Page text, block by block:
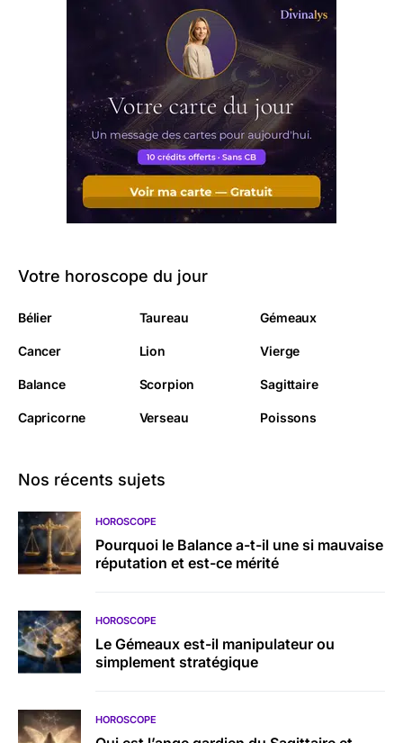
Votre horoscope du jour
Bélier Taureau Gémeaux
Cancer Lion Vierge
Balance Scorpion Sagittaire
Capricorne Verseau Poissons
Nos récents sujets
HOROSCOPE
Pourquoi le Balance a-t-il une si mauvaise
réputation et est-ce mérité
HOROSCOPE
Le Gémeaux est-il manipulateur ou
simplement stratégique
HOROSCOPE